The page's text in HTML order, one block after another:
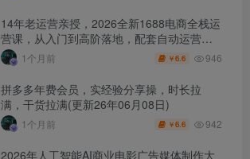
14年老运营亲授，2026全新1688电商全栈运
营课，从入门到高阶落地，配套自动运营表
+工具包+直播诊断等
1个月前 ￥6.6 946
拼多多年费会员，实经验分享操，时长拉
满，干货拉满(更新26年06月08日)
1个月前 ￥6.6 942
2026年人工智能AI商业电影广告媒体制作大